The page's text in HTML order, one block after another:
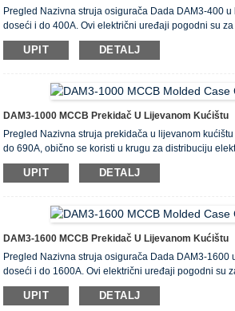
Pregled Nazivna struja osigurača Dada DAM3-400
doseći i do 400A. Ovi električni uređaji pogodni su
distribuciju snage naizmjenične struje od 50-60Hz i
1000A. Također se mogu koristiti u električnim
uvjeta. U poređenju sa serijom DAM1, serija DAM3
UPIT DETALJ
DAM3-1000 MCCB Prekidač U Lijevanom Kućištu
Pregled Nazivna struja prekidača u lijevanom
do 690A, obično se koristi u krugu za distribuciju
raspodjelu snage i zaštitu kruga i pogonske opreme
spoja, oštećenja pod naponom, u kojem izmjenična
dizajnirana je za manji volumen, veću prekidnu
energije. Električni parametri DAM-a ...
UPIT DETALJ
DAM3-1600 MCCB Prekidač U Lijevanom Kućištu
Pregled Nazivna struja osigurača Dada DAM3-1600
doseći i do 1600A. Ovi električni uređaji pogodni su
distribuciju snage naizmjenične struje od 50-60Hz i
1000A. Također se mogu koristiti u električnim
UPIT DETALJ